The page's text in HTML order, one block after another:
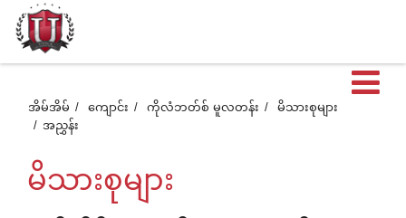
ဖွ
အိမ်အိမ် ကျောင်း ကိုလံဘတ်စ် မူလတန်း
မိသားစုများ
အညွှန်း
မိသားစုများ